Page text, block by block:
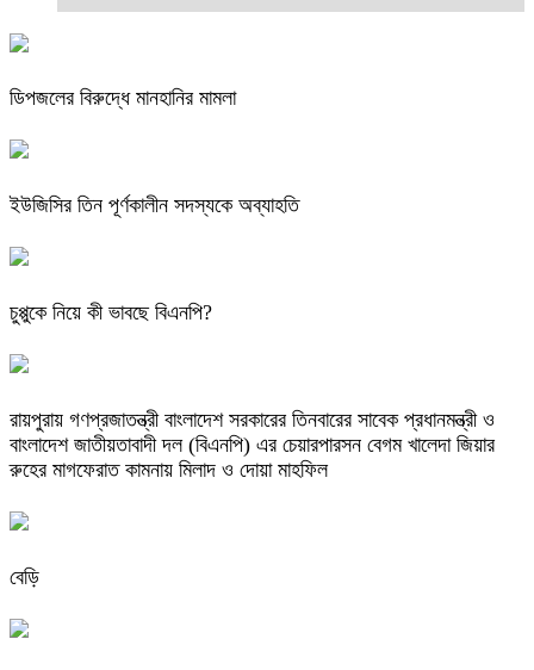
ডিপজলের বিরুদ্ধে মানহানির মামলা
ইউজিসির তিন পূর্ণকালীন সদস্যকে অব্যাহতি
চুপ্পুকে নিয়ে কী ভাবছে বিএনপি?
রায়পুরায় গণপ্রজাতন্ত্রী বাংলাদেশ সরকারের তিনবারের সাবেক প্রধানমন্ত্রী ও
বাংলাদেশ জাতীয়তাবাদী দল (বিএনপি) এর চেয়ারপারসন বেগম খালেদা জিয়ার
রুহের মাগফেরাত কামনায় মিলাদ ও দোয়া মাহফিল
বেড়ি